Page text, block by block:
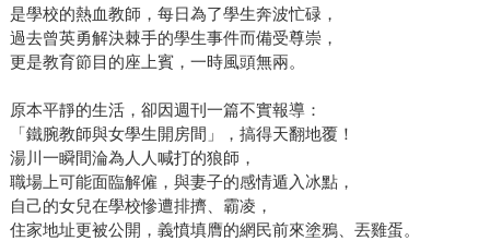
子經濟遵循演算法、有技術性，且具有指數型成長的特
性…… 在此脈絡下，本書的核心主題有： 1.開發「數位超智
慧」，將有毀滅人類的風險。如果讓人工智慧擁有自我操控
是很大的挑戰，而我們不會有第二次機會。只要科技發展掌
握在少數大型公司和技術官僚手中，要想及時馴服新的人工
智慧超能力的希望就越渺茫。 2.必須建立新經濟，也就是量
子經濟。在全面整合的循環經濟中，後物質供給將能解決過
度消費的問題，真正將環境、經濟、幸福整合在一起。 3.藉
是學校的熱血教師，每日為了學生奔波忙碌，
過去曾英勇解決棘手的學生事件而備受尊崇，
更是教育節目的座上賓，一時風頭無兩。
原本平靜的生活，卻因週刊一篇不實報導：
「鐵腕教師與女學生開房間」，搞得天翻地覆！
湯川一瞬間淪為人人喊打的狼師，
職場上可能面臨解僱，與妻子的感情遁入冰點，
自己的女兒在學校慘遭排擠、霸凌，
住家地址更被公開，義憤填膺的網民前來塗鴉、丟雞蛋。